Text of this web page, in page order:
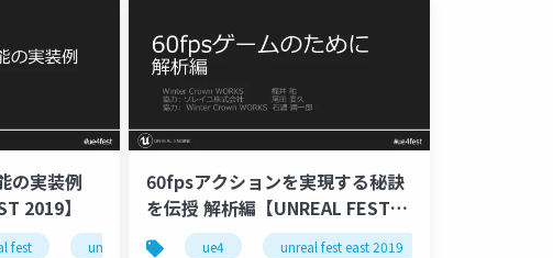
ue-localization unreal fest unreal fest
unreal fest
の実装例
2019】
fest unreal fest east 2019 ue-effect ue-rendering
60fpsアクションを実現する秘訣
を伝授 解析編【UNREAL FEST
EAST 2019】
ue4 unreal fest east 2019